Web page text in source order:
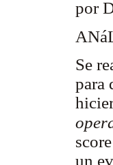
por
Se
para
un